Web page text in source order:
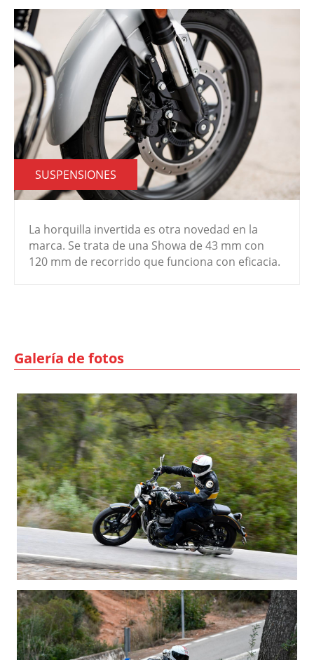
SUSPENSIONES
La horquilla invertida es otra novedad en la
marca. Se trata de una Showa de 43 mm con
120 mm de recorrido que funciona con eficacia.
Galería de fotos